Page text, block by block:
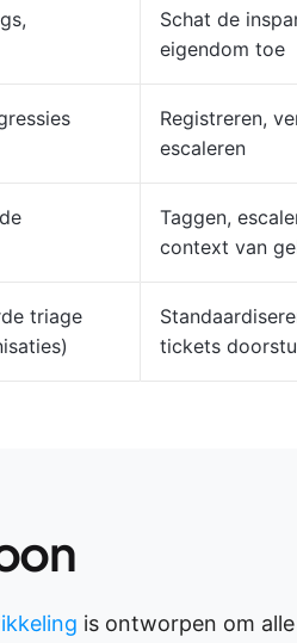
Schat de
eigendom toe
Registreren,
escaleren
Taggen,
context van
triage
tickets
is ontworpen om